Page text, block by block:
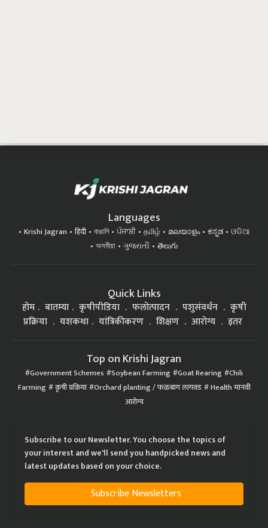
Languages
Krishi Jagran हिंदी বাঙালি ਪੰਜਾਬੀ தமிழ் മലയാളം ಕನ್ನಡ
ଓଡିଆ
অসমীয়া
ગુજરાતી తెలుగు
Quick Links
होम बातम्या कृषीपीडिया फलोत्पादन पशुसंवर्धन
कृषी
प्रक्रिया
यशकथा यांत्रिकीकरण शिक्षण आरोग्य इतर
Top on Krishi Jagran
Government Schemes Soybean Farming Goat Rearing Chili
Farming कृषी प्रक्रिया Orchard planting / फळबाग लागवड Health मानवी
आरोग्य
Subscribe to our Newsletter. You choose the topics of
your interest and we'll send you handpicked news and
latest updates based on your choice.
Subscribe Newsletters